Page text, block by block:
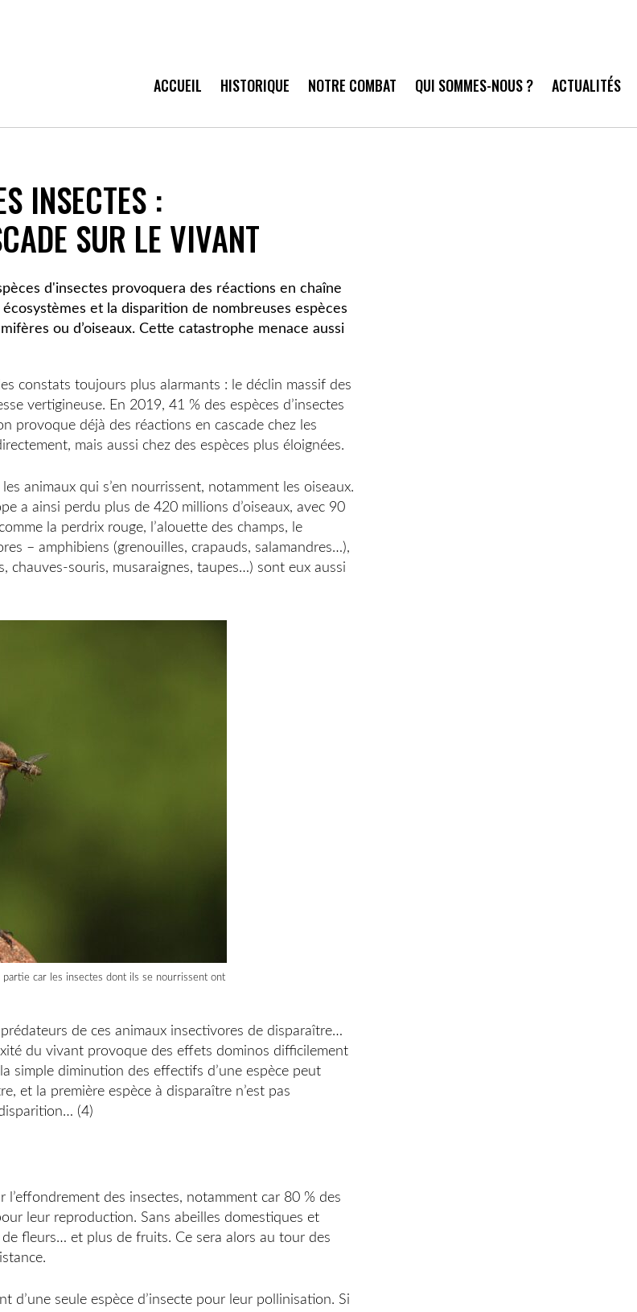
ACCUEIL HISTORIQUE NOTRE COMBAT QUI SOMMES-NOUS ? ACTUALITÉS
INSECTES :
SUR LE VIVANT
d'insectes provoquera des réactions en chaîne
et la disparition de nombreuses espèces
ou d’oiseaux. Cette catastrophe menace aussi
constats toujours plus alarmants : le déclin massif des
vertigineuse. En 2019, 41 % des espèces d’insectes
provoque déjà des réactions en cascade chez les
mais aussi chez des espèces plus éloignées.
animaux qui s’en nourrissent, notamment les oiseaux.
a ainsi perdu plus de 420 millions d’oiseaux, avec 90
la perdrix rouge, l’alouette des champs, le
– amphibiens (grenouilles, crapauds, salamandres…),
chauves-souris, musaraignes, taupes…) sont eux aussi
partie car les insectes dont ils se nourrissent ont
de ces animaux insectivores de disparaître…
du vivant provoque des effets dominos difficilement
simple diminution des effectifs d’une espèce peut
et la première espèce à disparaître n’est pas
(4)
des insectes, notamment car 80 % des
leur reproduction. Sans abeilles domestiques et
fleurs… et plus de fruits. Ce sera alors au tour des
d’une seule espèce d’insecte pour leur pollinisation. Si